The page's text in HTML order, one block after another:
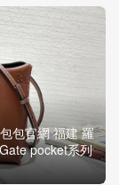
包官網 福建 羅
pocket系列